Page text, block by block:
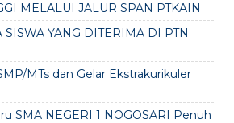
MELALUI JALUR SPAN PTKAIN
SISWA YANG DITERIMA DI PTN
MTs dan Gelar Ekstrakurikuler
SMA NEGERI 1 NOGOSARI Penuh